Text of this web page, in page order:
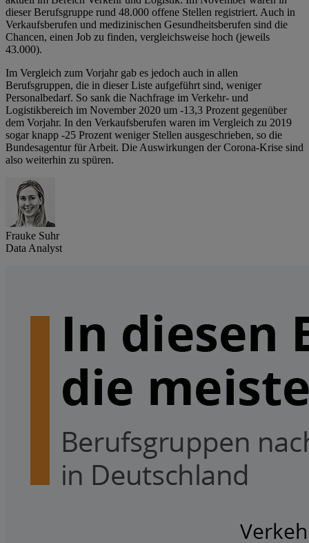
dieser Berufsgruppe rund 48.000 offene Stellen registriert. Auch in
Verkaufsberufen und medizinischen Gesundheitsberufen sind die
Chancen, einen Job zu finden, vergleichsweise hoch (jeweils
43.000).
Im Vergleich zum Vorjahr gab es jedoch auch in allen
Berufsgruppen, die in dieser Liste aufgeführt sind, weniger
Personalbedarf. So sank die Nachfrage im Verkehr- und
Logistikbereich im November 2020 um -13,3 Prozent gegenüber
dem Vorjahr. In den Verkaufsberufen waren im Vergleich zu 2019
sogar knapp -25 Prozent weniger Stellen ausgeschrieben, so die
Bundesagentur für Arbeit. Die Auswirkungen der Corona-Krise sind
also weiterhin zu spüren.
Frauke Suhr
Data Analyst